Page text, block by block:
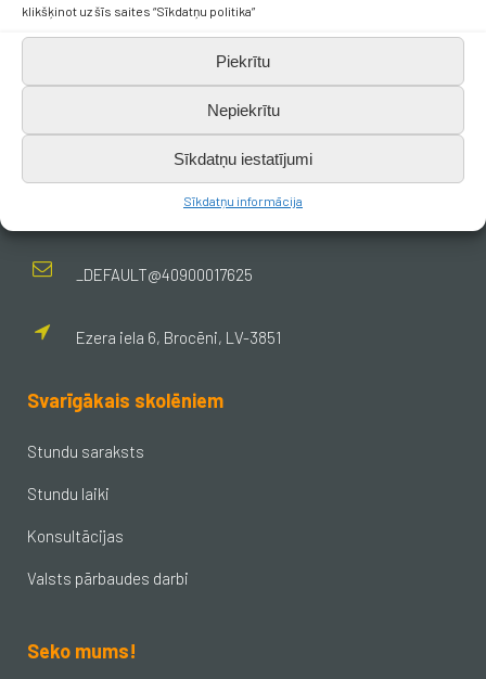
klikšķinot uz šīs saites “Sīkdatņu politika”
Piekrītu
Nepiekrītu
Sīkdatņu iestatījumi
Sīkdatņu informācija
Kontakti
+371 638 656 05
skola.broceni@saldus.lv
_DEFAULT@40900017625
Ezera iela 6, Brocēni, LV-3851
Svarīgākais skolēniem
Stundu saraksts
Stundu laiki
Konsultācijas
Valsts pārbaudes darbi
Seko mums!